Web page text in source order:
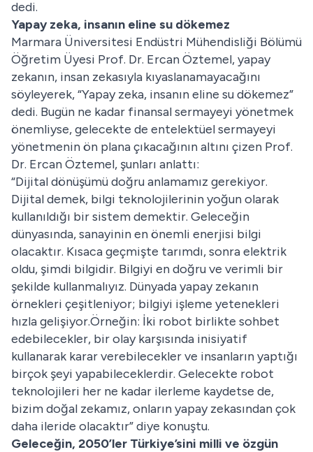
dedi.
Yapay zeka, insanın eline su dökemez
Marmara Üniversitesi Endüstri Mühendisliği Bölümü
Öğretim Üyesi Prof. Dr. Ercan Öztemel, yapay
zekanın, insan zekasıyla kıyaslanamayacağını
söyleyerek, “Yapay zeka, insanın eline su dökemez”
dedi. Bugün ne kadar finansal sermayeyi yönetmek
önemliyse, gelecekte de entelektüel sermayeyi
yönetmenin ön plana çıkacağının altını çizen Prof.
Dr. Ercan Öztemel, şunları anlattı:
“Dijital dönüşümü doğru anlamamız gerekiyor.
Dijital demek, bilgi teknolojilerinin yoğun olarak
kullanıldığı bir sistem demektir. Geleceğin
dünyasında, sanayinin en önemli enerjisi bilgi
olacaktır. Kısaca geçmişte tarımdı, sonra elektrik
oldu, şimdi bilgidir. Bilgiyi en doğru ve verimli bir
şekilde kullanmalıyız. Dünyada yapay zekanın
örnekleri çeşitleniyor; bilgiyi işleme yetenekleri
hızla gelişiyor.Örneğin: İki robot birlikte sohbet
edebilecekler, bir olay karşısında inisiyatif
kullanarak karar verebilecekler ve insanların yaptığı
birçok şeyi yapabileceklerdir. Gelecekte robot
teknolojileri her ne kadar ilerleme kaydetse de,
bizim doğal zekamız, onların yapay zekasından çok
daha ileride olacaktır” diye konuştu.
Geleceğin, 2050’ler Türkiye’sini milli ve özgün